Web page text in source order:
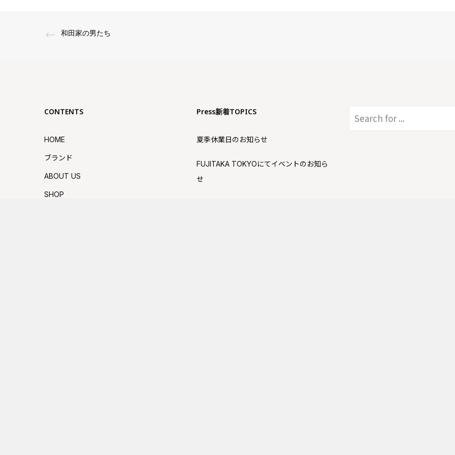
和田家の男たち
CONTENTS
HOME
ブランド
ABOUT US
SHOP
Press新着TOPICS
夏季休業日のお知らせ
FUJITAKA TOKYOにてイベントのお知ら
せ